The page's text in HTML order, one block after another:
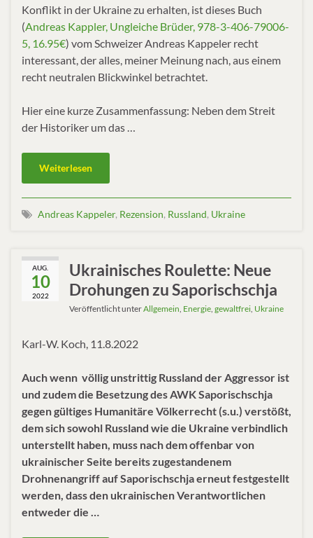
Konflikt in der Ukraine zu erhalten, ist dieses Buch
(Andreas Kappler, Ungleiche Brüder, 978-3-406-79006-
5, 16.95€) vom Schweizer Andreas Kappeler recht
interessant, der alles, meiner Meinung nach, aus einem
recht neutralen Blickwinkel betrachtet.
Hier eine kurze Zusammenfassung: Neben dem Streit
der Historiker um das …
Weiterlesen
Andreas Kappeler, Rezension, Russland, Ukraine
AUG.
10
2022
Ukrainisches Roulette: Neue
Drohungen zu Saporischschja
Veröffentlicht unterAllgemein Energie gewaltfrei Ukraine
Karl-W. Koch, 11.8.2022
Auch wenn völlig unstrittig Russland der Aggressor ist
und zudem die Besetzung des AWK Saporischschja
gegen gültiges Humanitäre Völkerrecht (s.u.) verstößt,
dem sich sowohl Russland wie die Ukraine verbindlich
unterstellt haben, muss nach dem offenbar von
ukrainischer Seite bereits zugestandenem
Drohnenangriff auf Saporischschja erneut festgestellt
werden, dass den ukrainischen Verantwortlichen
entweder die …